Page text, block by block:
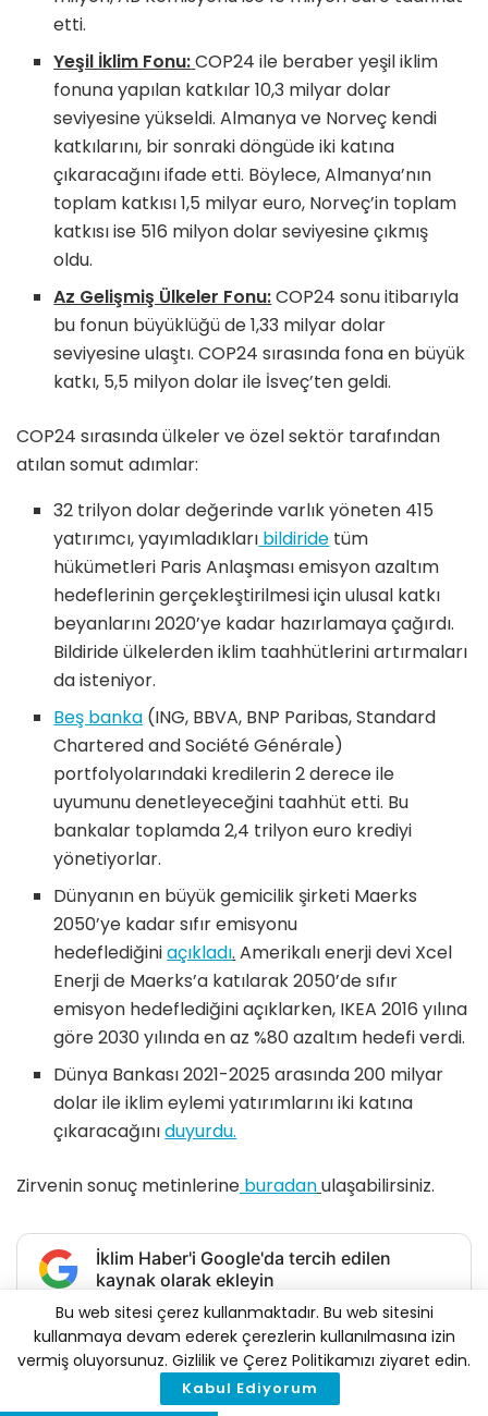
etti.
Yeşil İklim Fonu:COP24 ile beraber yeşil iklim
fonuna yapılan katkılar 10,3 milyar dolar
seviyesine yükseldi. Almanya ve Norveç kendi
katkılarını, bir sonraki döngüde iki katına
çıkaracağını ifade etti. Böylece, Almanya’nın
toplam katkısı 1,5 milyar euro, Norveç’in toplam
katkısı ise 516 milyon dolar seviyesine çıkmış
oldu.
Az Gelişmiş Ülkeler Fonu:COP24 sonu itibarıyla
bu fonun büyüklüğü de 1,33 milyar dolar
seviyesine ulaştı. COP24 sırasında fona en büyük
katkı, 5,5 milyon dolar ile İsveç’ten geldi.
COP24 sırasında ülkeler ve özel sektör tarafından
atılan somut adımlar:
32 trilyon dolar değerinde varlık yöneten 415
yatırımcı, yayımladıkları bildiride tüm
hükümetleri Paris Anlaşması emisyon azaltım
hedeflerinin gerçekleştirilmesi için ulusal katkı
beyanlarını 2020’ye kadar hazırlamaya çağırdı.
Bildiride ülkelerden iklim taahhütlerini artırmaları
da isteniyor.
Beş banka (ING, BBVA, BNP Paribas, Standard
Chartered and Société Générale)
portfolyolarındaki kredilerin 2 derece ile
uyumunu denetleyeceğini taahhüt etti. Bu
bankalar toplamda 2,4 trilyon euro krediyi
yönetiyorlar.
Dünyanın en büyük gemicilik şirketi Maerks
2050’ye kadar sıfır emisyonu
hedeflediğiniaçıkladı. Amerikalı enerji devi Xcel
Enerji de Maerks’a katılarak 2050’de sıfır
emisyon hedeflediğini açıklarken, IKEA 2016 yılına
göre 2030 yılında en az %80 azaltım hedefi verdi.
Dünya Bankası 2021-2025 arasında 200 milyar
dolar ile iklim eylemi yatırımlarını iki katına
çıkaracağınıduyurdu.
Zirvenin sonuç metinlerine buradanulaşabilirsiniz.
İklim Haber'i Google'da tercih edilen
kaynak olarak ekleyin
Tags: COP24 COP25 IPCC Paris Anlaşması
Çekebilir
Bu web sitesi çerez kullanmaktadır. Bu web sitesini
kullanmaya devam ederek çerezlerin kullanılmasına izin
vermiş oluyorsunuz. Gizlilik ve Çerez Politikamızı ziyaret edin.
Kabul Ediyorum